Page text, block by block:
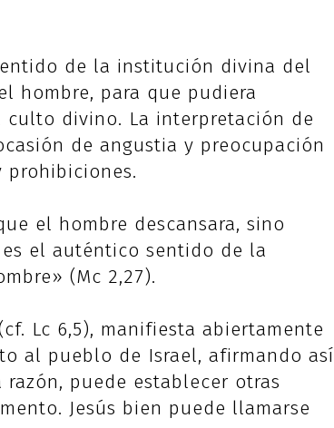
de la institución divina del
hombre, para que pudiera
culto divino. La interpretación de
de angustia y preocupación
el hombre descansara, sino
el auténtico sentido de la
(Mc 2,27).
Lc 6,5), manifiesta abiertamente
al pueblo de Israel, afirmando así
puede establecer otras
Jesús bien puede llamarse